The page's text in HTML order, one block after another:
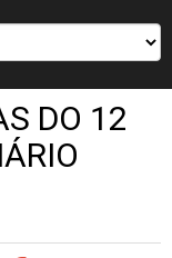
DO 12